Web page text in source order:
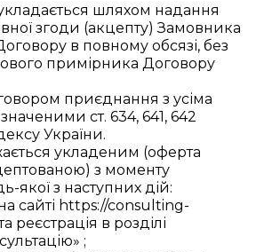
шляхом надання
згоди (акцепту) Замовника
в повному обсязі, без
примірника Договору
приєднання з усіма
ст. 634, 641, 642
України.
укладеним (оферта
з моменту
якої з наступних дій:
сайті https://consulting-
реєстрація в розділі
;